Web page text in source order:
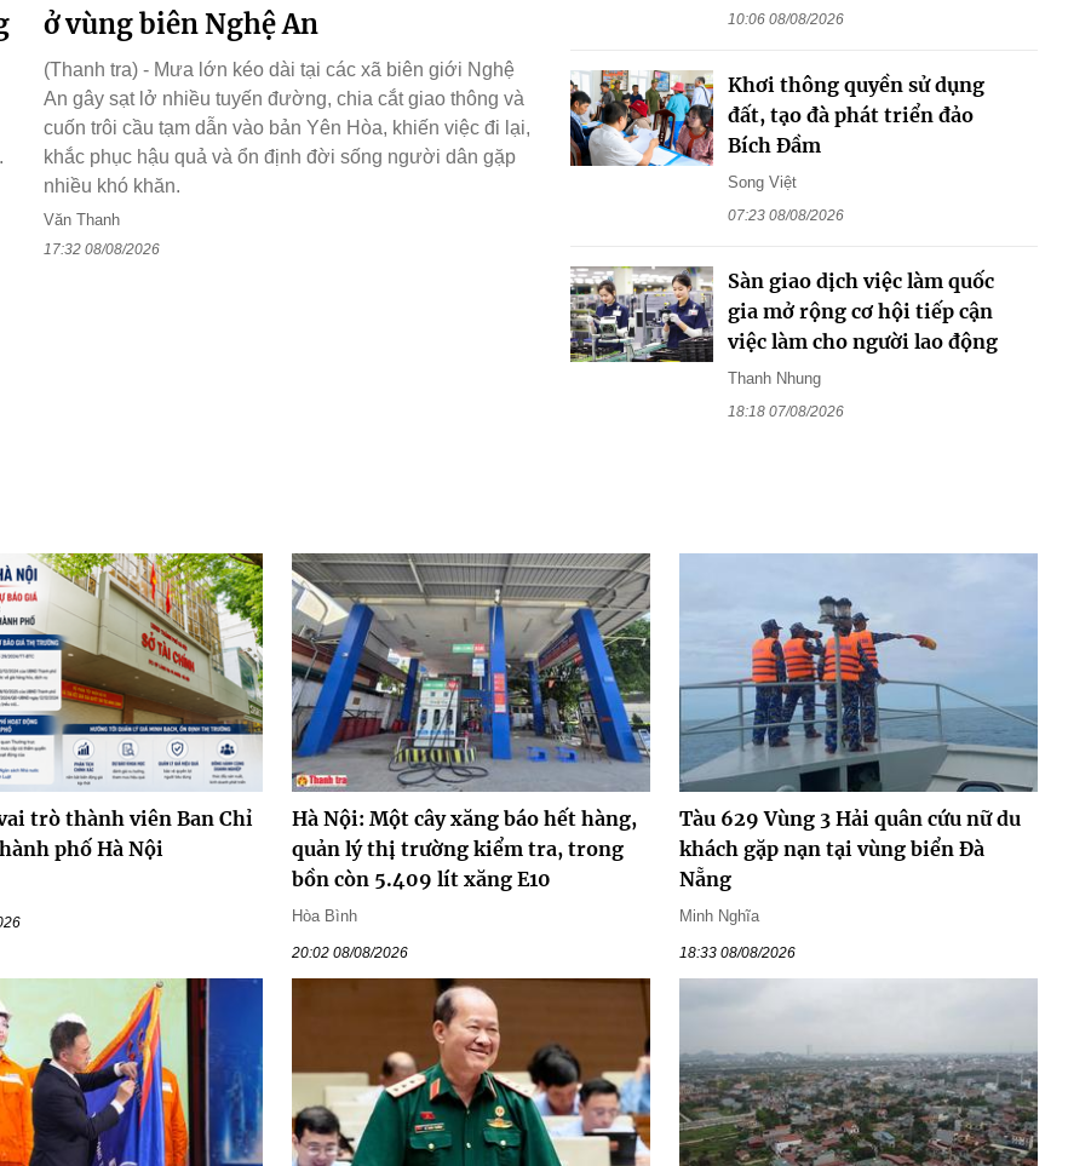
ở vùng biên Nghệ An
(Thanh tra) - Mưa lớn kéo dài tại các xã biên giới Nghệ
An gây sạt lở nhiều tuyến đường, chia cắt giao thông và
cuốn trôi cầu tạm dẫn vào bản Yên Hòa, khiến việc đi lại,
khắc phục hậu quả và ổn định đời sống người dân gặp
nhiều khó khăn.
Văn Thanh
17:32 08/08/2026
10:06 08/08/2026
Khơi thông quyền sử dụng
đất, tạo đà phát triển đảo
Bích Đầm
Song Việt
07:23 08/08/2026
Sàn giao dịch việc làm quốc
gia mở rộng cơ hội tiếp cận
việc làm cho người lao động
Thanh Nhung
18:18 07/08/2026
trò thành viên Ban Chỉ
phố Hà Nội
Hà Nội: Một cây xăng báo hết hàng,
quản lý thị trường kiểm tra, trong
bồn còn 5.409 lít xăng E10
Hòa Bình
20:02 08/08/2026
Tàu 629 Vùng 3 Hải quân cứu nữ du
khách gặp nạn tại vùng biển Đà
Nẵng
Minh Nghĩa
18:33 08/08/2026